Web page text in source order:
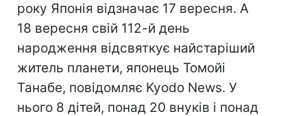
року Японія відзначає 17 вересня. А
18 вересня свій 112-й день
народження відсвяткує найстаріший
житель планети, японець Томойі
Танабе, повідомляє Kyodo News. У
нього 8 дітей, понад 20 внуків і понад